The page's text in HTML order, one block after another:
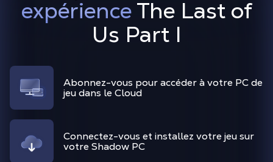
expérienceThe Last of
Us Part I
Abonnez-vous pour accéder à votre PC de
jeu dans le Cloud
Connectez-vous et installez votre jeu sur
votre Shadow PC